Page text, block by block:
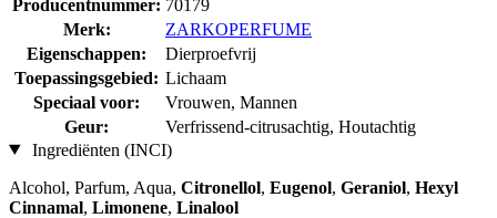
Producentnummer: 70179
Merk:
ZARKOPERFUME
Eigenschappen:
Dierproefvrij
Toepassingsgebied: Lichaam
Speciaal voor:
Vrouwen, Mannen
Geur:
Verfrissend-citrusachtig, Houtachtig
Ingrediënten (INCI)
Alcohol, Parfum, Aqua, Citronellol, Eugenol, Geraniol, Hexyl
Cinnamal, Limonene, Linalool